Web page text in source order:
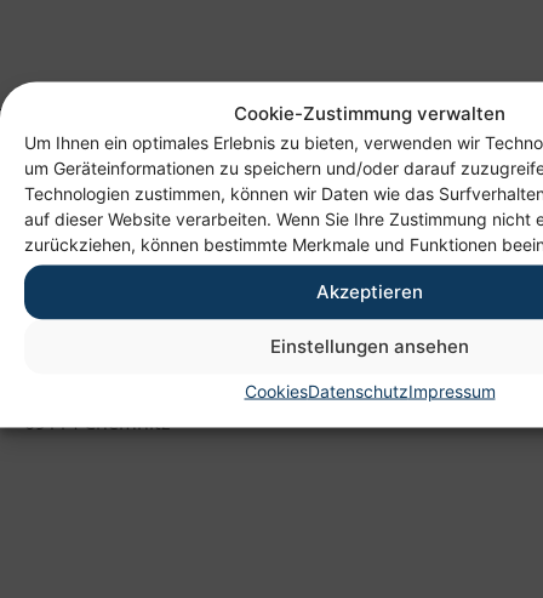
Cookie-Zustimmung verwalten
Um Ihnen ein optimales Erlebnis zu bieten, verwenden wir
um Geräteinformationen zu speichern und/oder darauf
Technologien zustimmen, können wir Daten wie das
auf dieser Website verarbeiten. Wenn Sie Ihre Zustimmung nicht
zurückziehen, können bestimmte Merkmale und Funktionen
Akzeptieren
Einstellungen ansehen
CookiesDatenschutzImpressum
Anschrift
09114 Chemnitz